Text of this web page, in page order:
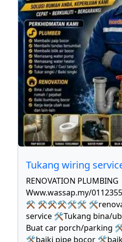
Tukang wiring
RENOVATION PLUMBING
Www.wassap.my/
⚒ ⚒⚒⚒🛠🛠
service 🛠Tukang bina/
Buat car porch/parking
🛠baiki pipe bocor